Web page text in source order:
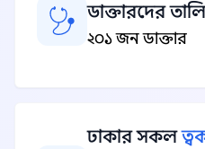
ডাক্তারদের
২০১ জন ডাক্তার
ঢাকার সকল